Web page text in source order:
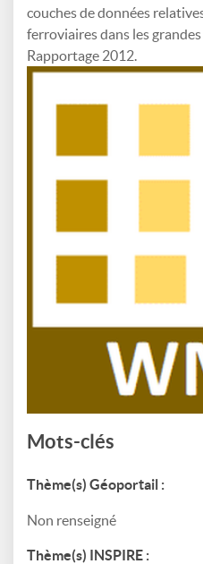
couches de données
ferroviaires dans les
Rapportage 2012.
Mots-clés
Thème(s) Géoportail :
Non renseigné
Thème(s) INSPIRE :